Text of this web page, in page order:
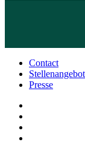
Contact
Presse